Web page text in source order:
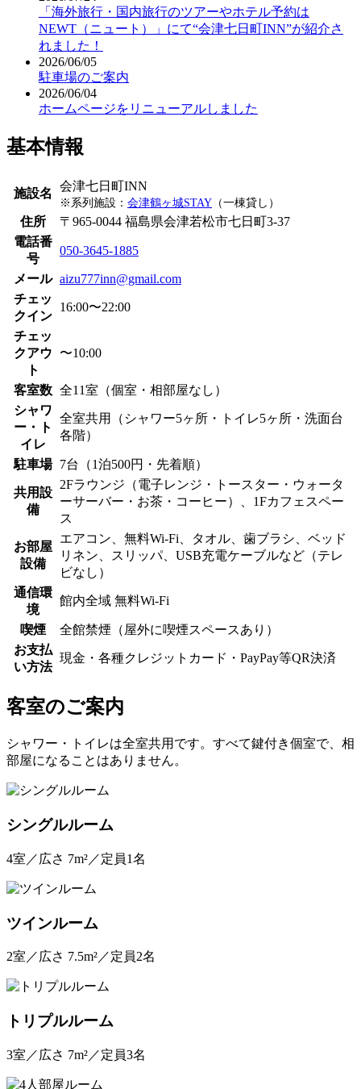
「海外旅行・国内旅行のツアーやホテル予約は
NEWT（ニュート）」にて“会津七日町INN”が紹介さ
れました！
2026/06/05
駐車場のご案内
2026/06/04
ホームページをリニューアルしました
基本情報
施設名
会津七日町INN
※系列施設： 会津鶴ヶ城STAY （一棟貸し）
住所
〒965-0044 福島県会津若松市七日町3-37
電話番
号
050-3645-1885
メール aizu777inn@gmail.com
チェッ
クイン
16:00〜22:00
チェッ
クアウ
ト
〜10:00
客室数 全11室（個室・相部屋なし）
シャワ
ー・ト
イレ
全室共用（シャワー5ヶ所・トイレ5ヶ所・洗面台
各階）
駐車場 7台（1泊500円・先着順）
共用設
備
2Fラウンジ（電子レンジ・トースター・ウォータ
ーサーバー・お茶・コーヒー）、1Fカフェスペー
ス
お部屋
設備
エアコン、無料Wi-Fi、タオル、歯ブラシ、ベッド
リネン、スリッパ、USB充電ケーブルなど（テレ
ビなし）
通信環
境
館内全域 無料Wi-Fi
喫煙
全館禁煙（屋外に喫煙スペースあり）
お支払
い方法
現金・各種クレジットカード・PayPay等QR決済
客室のご案内
シャワー・トイレは全室共用です。すべて鍵付き個室で、相
部屋になることはありません。
シングルルーム
4室／広さ 7m²／定員1名
ツインルーム
2室／広さ 7.5m²／定員2名
トリプルルーム
3室／広さ 7m²／定員3名